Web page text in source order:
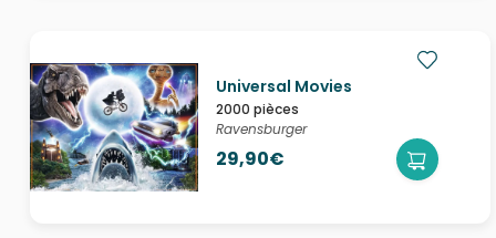
Universal Movies
2000 pièces
Ravensburger
29,90€